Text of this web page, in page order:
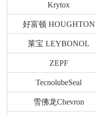
Krytox
好富顿 HOUGHTON
莱宝 LEYBONOL
ZEPF
TecnolubeSeal
雪佛龙Chevron